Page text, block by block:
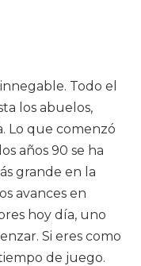
Todo el
los abuelos,
Lo que comenzó
años 90 se ha
grande en la
avances en
hoy día, uno
Si eres como
de juego.